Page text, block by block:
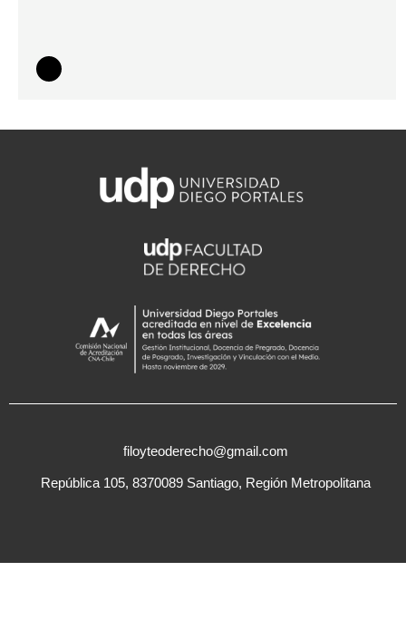
filoyteoderecho@gmail.com
República 105, 8370089 Santiago, Región Metropolitana